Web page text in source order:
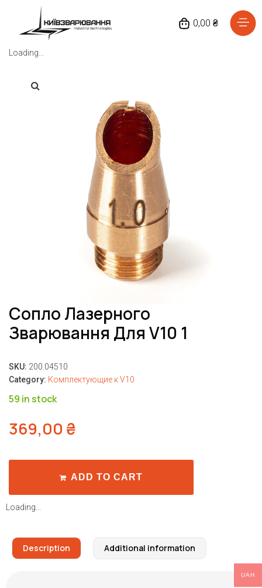
0,00 ₴
Loading...
Сопло Лазерного
Зварювання Для V10 1
SKU: 200.04510
Category: Комплектующие к V10
59 in stock
369,00 ₴
ADD TO CART
Loading...
Description Additional information
Каталог товарів
Доставка та оплата
Повернення та обмін
UAH